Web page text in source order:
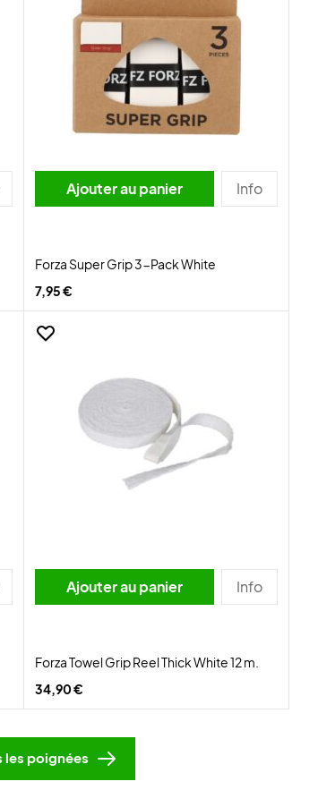
Ajouter au panier Info
Forza Super Grip 3-Pack White
7,95 €
Ajouter au panier Info
Forza Towel Grip Reel Thick White 12 m.
34,90 €
les poignées